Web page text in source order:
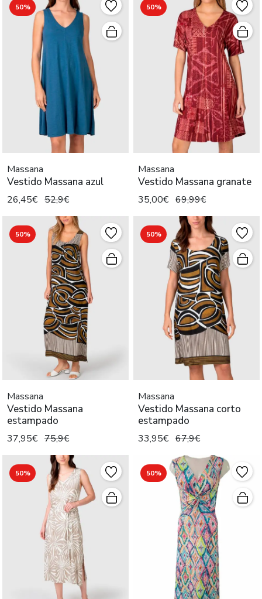
50%
Massana
Vestido Massana azul
26,45€ 52,9€
50%
Massana
Vestido Massana granate
35,00€ 69,99€
50%
Massana
Vestido Massana
estampado
37,95€ 75,9€
50%
Massana
Vestido Massana corto
estampado
33,95€ 67,9€
50% 50%